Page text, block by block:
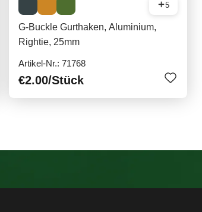
5
G-Buckle Gurthaken, Aluminium,
Rightie, 25mm
Artikel-Nr.: 71768
€2.00/Stück